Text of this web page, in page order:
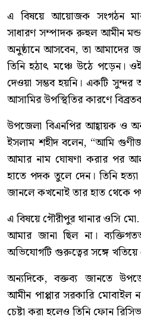
এ বিষয়ে আয়োজক সংগঠন
সাধারণ সম্পাদক রুহুল আমীন
অনুষ্ঠানে আসবেন, তা আমাদের
তিনি হঠাৎ মঞ্চে উঠে পড়েন।
দেওয়া সম্ভব হয়নি। একটি
আসামির উপস্থিতির কারণে
উপজেলা বিএনপির আহ্বায়ক ও
ইসলাম শহীদ বলেন, “আমি
আমার নাম ঘোষণা করার পর
হাতে পদক তুলে দেন। তিনি
জানলে কখনোই তার হাত থেকে
এ বিষয়ে গৌরীপুর থানার ওসি মো.
আমার জানা ছিল না।
অভিযোগটি গুরুত্বের সঙ্গে খতিয়ে
অন্যদিকে, বক্তব্য জানতে
আমীন পাপ্পার সরকারি মোবাইল
চেষ্টা করা হলেও তিনি ফোন